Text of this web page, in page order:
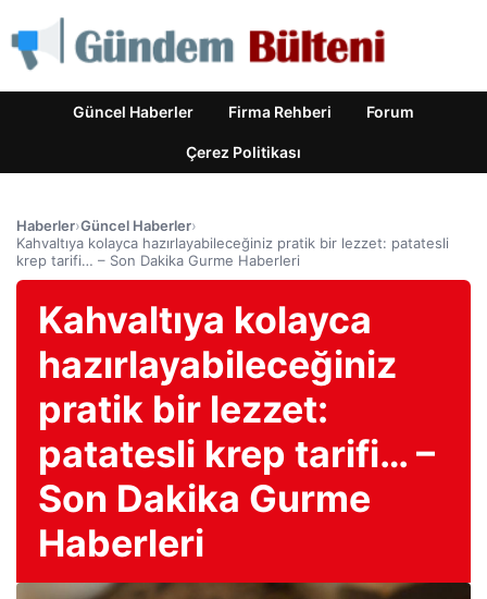
Güncel Haberler Firma Rehberi Forum
Çerez Politikası
Haberler›Güncel Haberler›
Kahvaltıya kolayca hazırlayabileceğiniz pratik bir lezzet: patatesli
krep tarifi… – Son Dakika Gurme Haberleri
Kahvaltıya kolayca
hazırlayabileceğiniz
pratik bir lezzet:
patatesli krep tarifi… –
Son Dakika Gurme
Haberleri